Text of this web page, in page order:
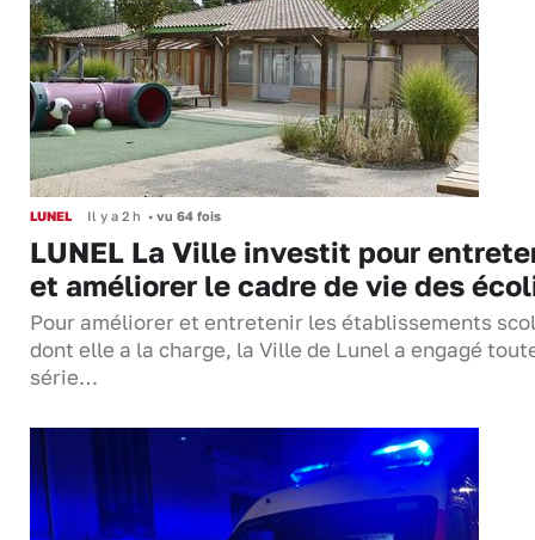
LUNEL Il y a 2 h • vu 64 fois
LUNEL La Ville investit pour
et améliorer le cadre de vie des
Pour améliorer et entretenir les établissements
dont elle a la charge, la Ville de Lunel a engagé
série…